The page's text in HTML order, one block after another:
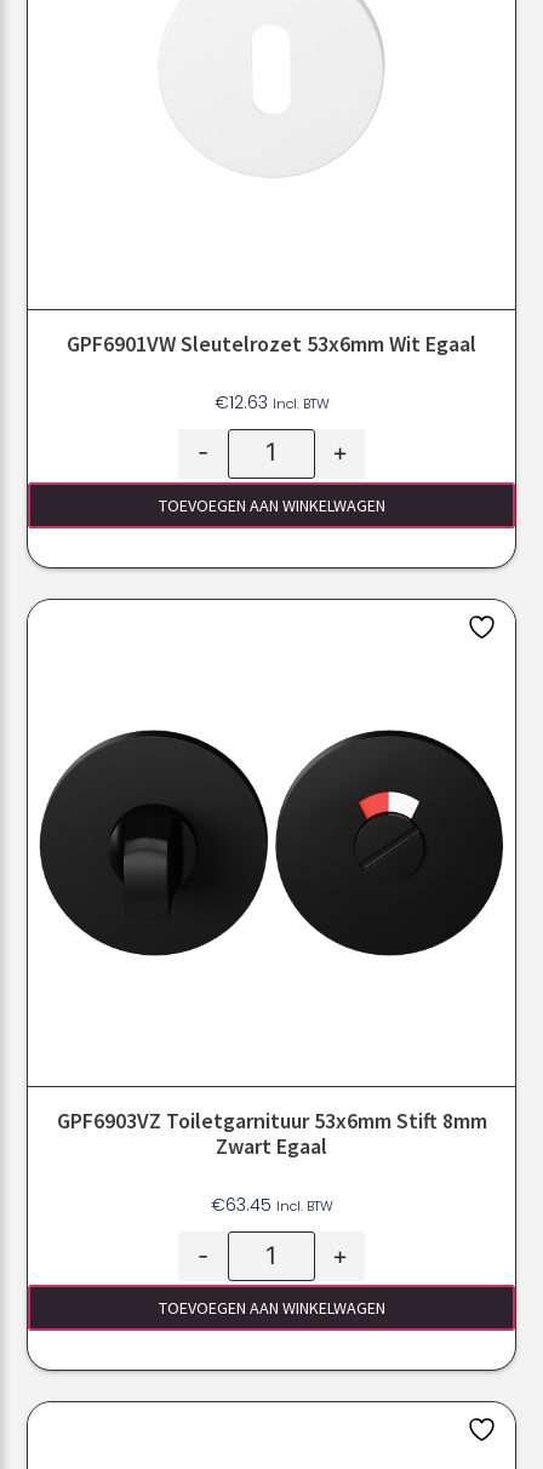
GPF6901VW Sleutelrozet 53x6mm Wit Egaal
€12.63 Incl. BTW
- +
TOEVOEGEN AAN WINKELWAGEN
GPF6903VZ Toiletgarnituur 53x6mm Stift 8mm
Zwart Egaal
€63.45 Incl. BTW
- +
TOEVOEGEN AAN WINKELWAGEN